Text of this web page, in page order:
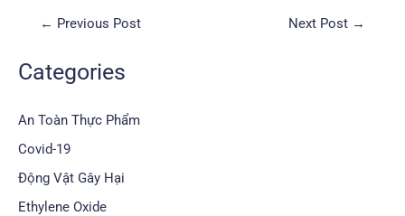
← Previous Post Next Post →
Categories
An Toàn Thực Phẩm
Covid-19
Động Vật Gây Hại
Ethylene Oxide